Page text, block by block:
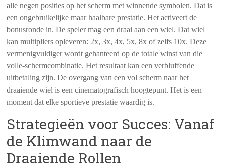
alle negen posities op het scherm met winnende symbolen. Dat is
een ongebruikelijke maar haalbare prestatie. Het activeert de
bonusronde in. De speler mag een draai aan een wiel. Dat wiel
kan multipliers opleveren: 2x, 3x, 4x, 5x, 8x of zelfs 10x. Deze
vermenigvuldiger wordt gehanteerd op de totale winst van die
volle-schermcombinatie. Het resultaat kan een verbluffende
uitbetaling zijn. De overgang van een vol scherm naar het
draaiende wiel is een cinematografisch hoogtepunt. Het is een
moment dat elke sportieve prestatie waardig is.
Strategieën voor Succes: Vanaf
de Klimwand naar de
Draaiende Rollen